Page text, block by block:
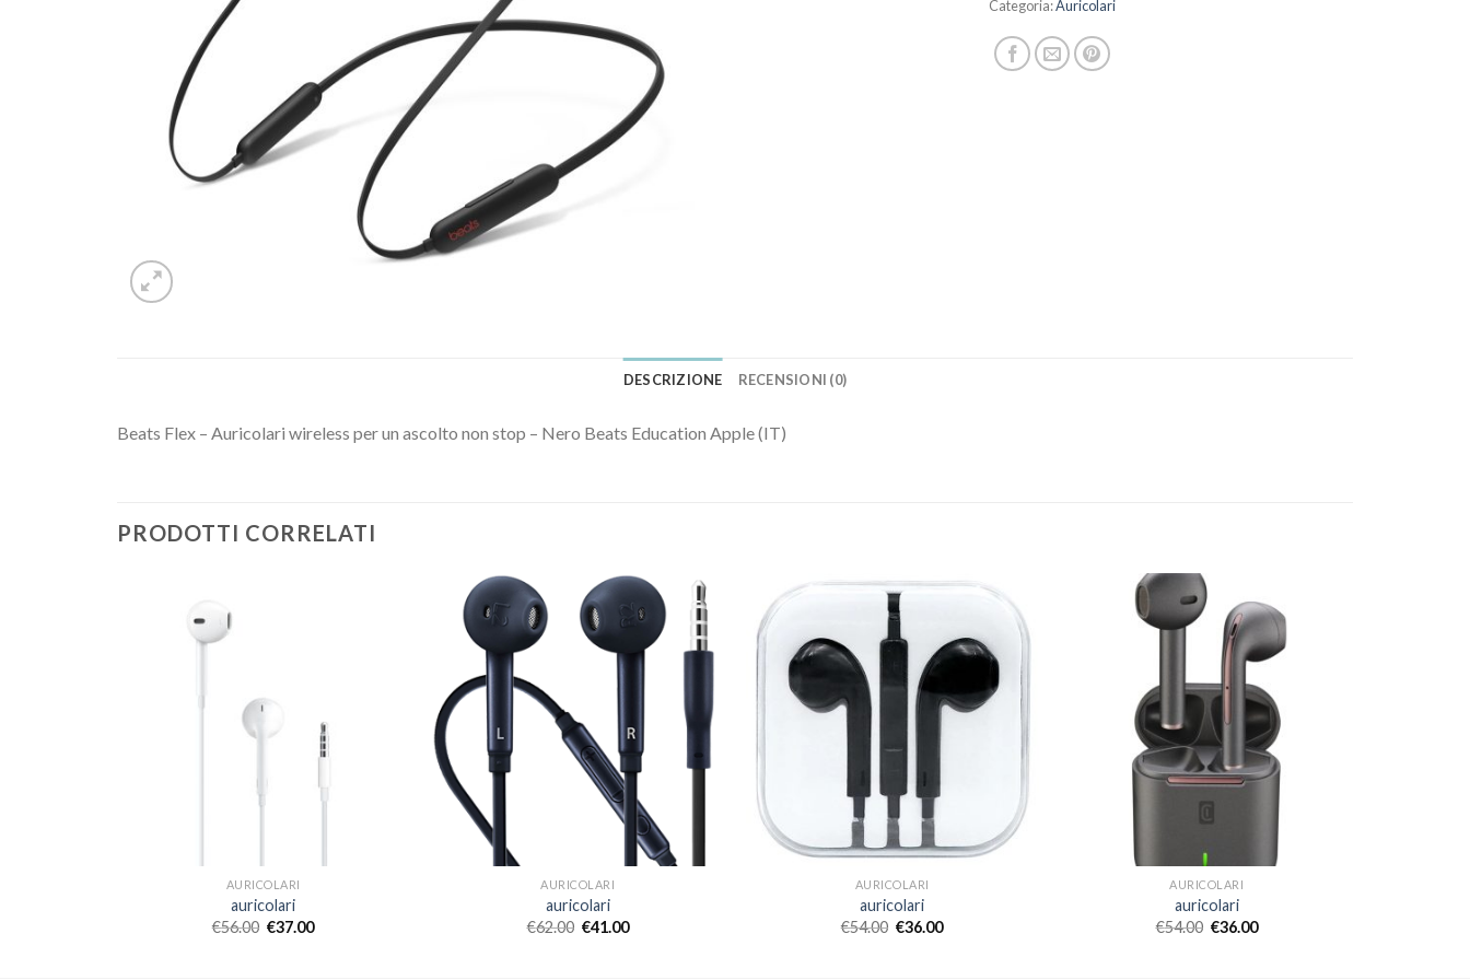
Categoria:Auricolari
DESCRIZIONE RECENSIONI (0)
Beats Flex – Auricolari wireless per un ascolto non stop – Nero Beats Education Apple (IT)
PRODOTTI CORRELATI
AURICOLARI
auricolari
€56.00 €37.00
AURICOLARI
auricolari
€62.00 €41.00
AURICOLARI
auricolari
€54.00 €36.00
AURICOLARI
auricolari
€54.00 €36.00